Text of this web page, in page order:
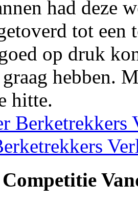
had deze
tot
op druk
hebben.
hitte.
Berketrekkers